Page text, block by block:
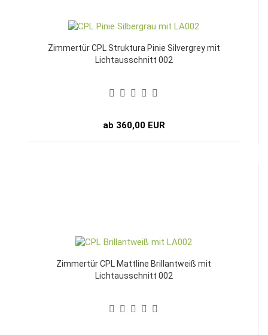
Zimmertür CPL Struktura Pinie Silvergrey mit
Lichtausschnitt 002
ab 360,00 EUR
Zimmertür CPL Mattline Brillantweiß mit
Lichtausschnitt 002